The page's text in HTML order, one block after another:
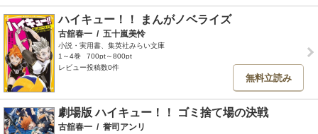
ハイキュー！！ まんがノベライズ
古舘春一 / 五十嵐美怜
小説・実用書、集英社みらい文庫
1～4巻
700pt～800pt
レビュー投稿数0件
無料立読み
劇場版 ハイキュー！！ ゴミ捨て場の決戦
古舘春一 / 誉司アンリ